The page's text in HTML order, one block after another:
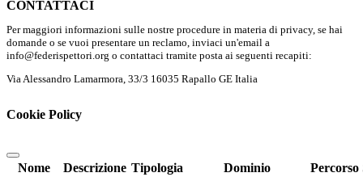
CONTATTACI
Per maggiori informazioni sulle nostre procedure in materia di privacy, se hai
domande o se vuoi presentare un reclamo, inviaci un'email a
info@federispettori.org o contattaci tramite posta ai seguenti recapiti:
Via Alessandro Lamarmora, 33/3 16035 Rapallo GE Italia
Cookie Policy
Nome Descrizione Tipologia Dominio Percorso